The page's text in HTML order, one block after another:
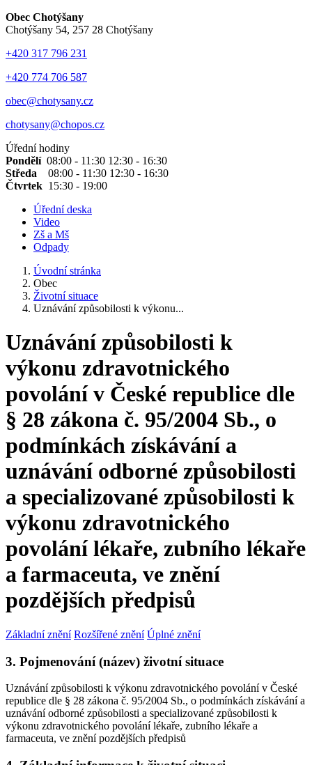
Obec Chotýšany
Chotýšany 54, 257 28 Chotýšany
+420 317 796 231
+420 774 706 587
obec@chotysany.cz
chotysany@chopos.cz
Úřední hodiny
Pondělí 08:00 - 11:30 12:30 - 16:30
Středa 08:00 - 11:30 12:30 - 16:30
Čtvrtek 15:30 - 19:00
Úřední deska
Video
Zš a Mš
Odpady
Úvodní stránka
Obec
Životní situace
Uznávání způsobilosti k výkonu...
Uznávání způsobilosti k
výkonu zdravotnického
povolání v České republice dle
§ 28 zákona č. 95/2004 Sb., o
podmínkách získávání a
uznávání odborné způsobilosti
a specializované způsobilosti k
výkonu zdravotnického
povolání lékaře, zubního lékaře
a farmaceuta, ve znění
pozdějších předpisů
Základní znění Rozšířené znění Úplné znění
3. Pojmenování (název) životní situace
Uznávání způsobilosti k výkonu zdravotnického povolání v České
republice dle § 28 zákona č. 95/2004 Sb., o podmínkách získávání a
uznávání odborné způsobilosti a specializované způsobilosti k
výkonu zdravotnického povolání lékaře, zubního lékaře a
farmaceuta, ve znění pozdějších předpisů